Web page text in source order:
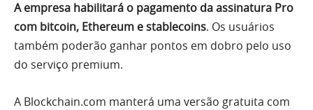
A empresa habilitará o pagamento da assinatura Pro
com bitcoin, Ethereum e stablecoins. Os usuários
também poderão ganhar pontos em dobro pelo uso
do serviço premium.
A Blockchain.com manterá uma versão gratuita com